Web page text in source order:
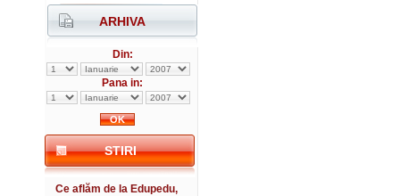
ARHIVA
Din:
Pana in:
STIRI
Ce aflăm de la Edupedu,